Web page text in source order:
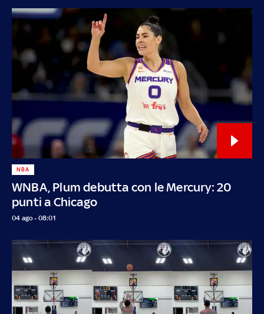
WNBA, Plum debutta con le Mercury: 20
punti a Chicago
NBA
04 ago - 08:01